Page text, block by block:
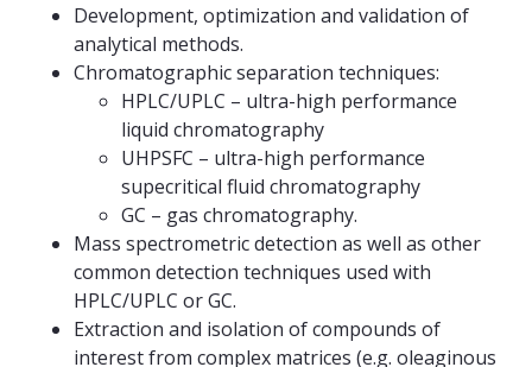
Development, optimization and validation of
analytical methods.
Chromatographic separation techniques:
HPLC/UPLC – ultra-high performance
liquid chromatography
UHPSFC – ultra-high performance
supecritical fluid chromatography
GC – gas chromatography.
Mass spectrometric detection as well as other
common detection techniques used with
HPLC/UPLC or GC.
Extraction and isolation of compounds of
interest from complex matrices (e.g. oleaginous